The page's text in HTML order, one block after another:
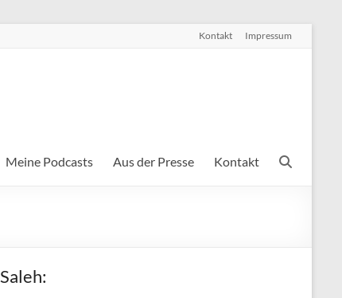
Kontakt Impressum
Meine Podcasts Aus der Presse Kontakt